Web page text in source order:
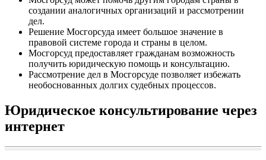
создании аналогичных организаций и рассмотрении
дел.
Решение Мосгорсуда имеет большое значение в
правовой системе города и страны в целом.
Мосгорсуд предоставляет гражданам возможность
получить юридическую помощь и консультацию.
Рассмотрение дел в Мосгорсуде позволяет избежать
необоснованных долгих судебных процессов.
Юридическое консультирование через
интернет